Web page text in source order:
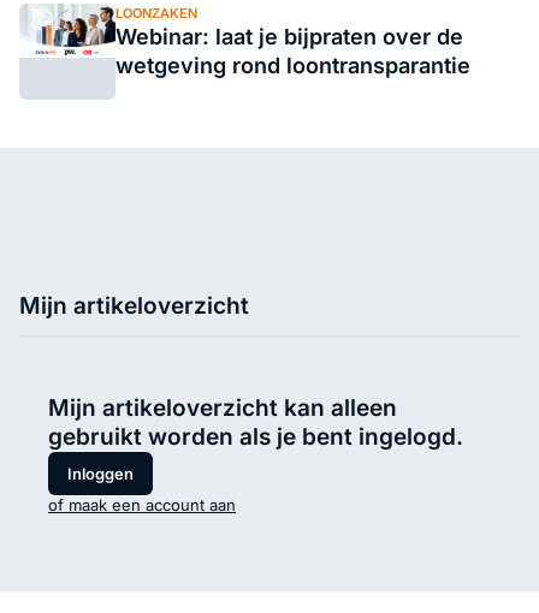
LOONZAKEN
Webinar: laat je bijpraten over de
wetgeving rond loontransparantie
Mijn artikeloverzicht
Mijn artikeloverzicht kan alleen
gebruikt worden als je bent ingelogd.
Inloggen
of maak een account aan